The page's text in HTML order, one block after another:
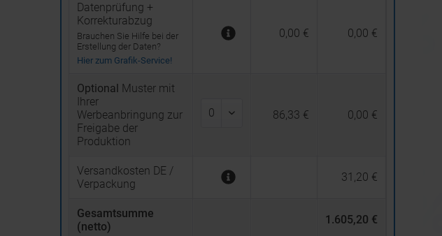
Datenprüfung +
Korrekturabzug
Brauchen Sie Hilfe bei der
Erstellung der Daten?
Hier zum Grafik-Service!
0,00 € 0,00 €
Optional Muster mit
Ihrer
Werbeanbringung zur
Freigabe der
Produktion
86,33 € 0,00 €
Versandkosten DE /
Verpackung
31,20 €
Gesamtsumme
(netto)
1.605,20 €